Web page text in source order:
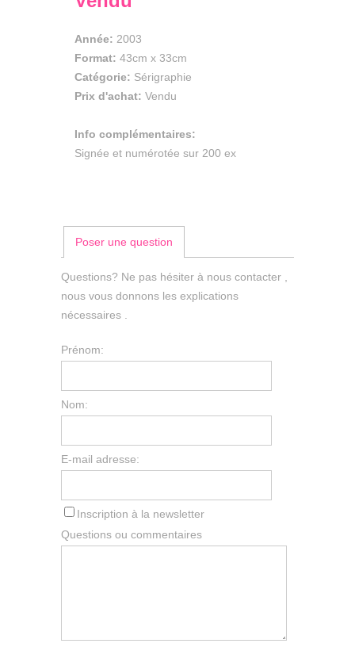
Année: 2003
Format: 43cm x 33cm
Catégorie: Sérigraphie
Prix d'achat: Vendu
Info complémentaires:
Signée et numérotée sur 200 ex
Poser une question
Questions? Ne pas hésiter à nous contacter ,
nous vous donnons les explications
nécessaires .
Prénom:
Nom:
E-mail adresse:
Inscription à la newsletter
Questions ou commentaires